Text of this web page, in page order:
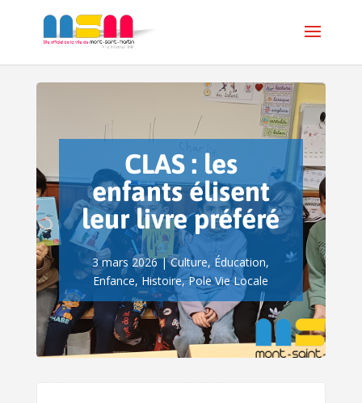
CLAS : les
enfants élisent
leur livre préféré
3 mars 2026|Culture, Éducation,
Enfance, Histoire,Pole Vie Locale